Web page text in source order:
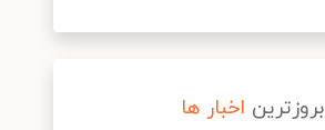
بروزترین اخبار ها